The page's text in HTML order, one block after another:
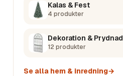
Kalas & Fest
4 produkter
Dekoration & Prydnad
12 produkter
Se alla hem & inredning→